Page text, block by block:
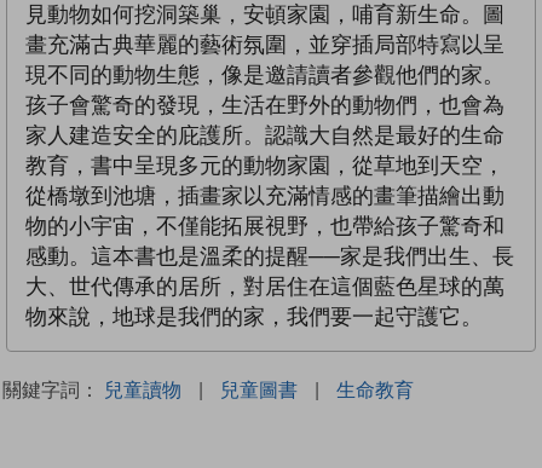
見動物如何挖洞築巢，安頓家園，哺育新生命。圖
畫充滿古典華麗的藝術氛圍，並穿插局部特寫以呈
現不同的動物生態，像是邀請讀者參觀他們的家。
孩子會驚奇的發現，生活在野外的動物們，也會為
家人建造安全的庇護所。認識大自然是最好的生命
教育，書中呈現多元的動物家園，從草地到天空，
從橋墩到池塘，插畫家以充滿情感的畫筆描繪出動
物的小宇宙，不僅能拓展視野，也帶給孩子驚奇和
感動。這本書也是溫柔的提醒──家是我們出生、長
大、世代傳承的居所，對居住在這個藍色星球的萬
物來說，地球是我們的家，我們要一起守護它。
關鍵字詞： 兒童讀物 | 兒童圖書 | 生命教育